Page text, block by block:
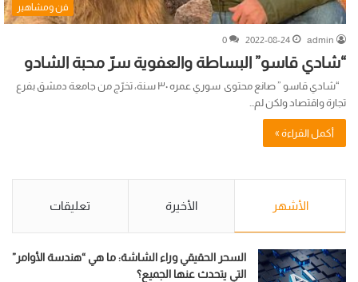
فن ومشاهير
admin
2022-08-24
0
“شادي قاسو” البساطة والعفوية سرّ محبة الشادو
“شادي قاسو ” صانع محتوى سوري عمره ٣٠ سنة، تخرّج من جامعة دمشق بفرع
تجارة واقتصاد ولكن لم…
أكمل القراءة »
الأشهر الأخيرة تعليقات
السحر الحقيقي وراء الشاشة: ما هي “هندسة الأوامر”
التي يتحدث عنها الجميع؟